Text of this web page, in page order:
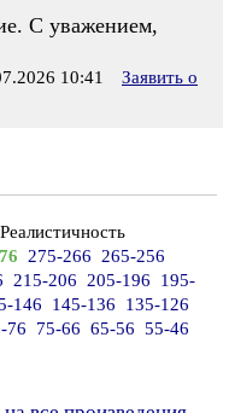
С уважением,
10:41
Заявить о
275-266
265-256
215-206 205-196
195-
146 145-136
135-126
76 75-66 65-56 55-46